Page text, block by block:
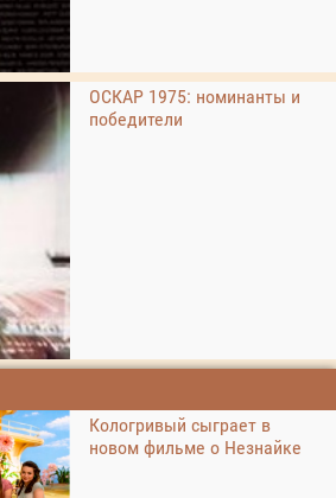
ОСКАР 1975: номинанты и
победители
Кологривый сыграет в
новом фильме о Незнайке